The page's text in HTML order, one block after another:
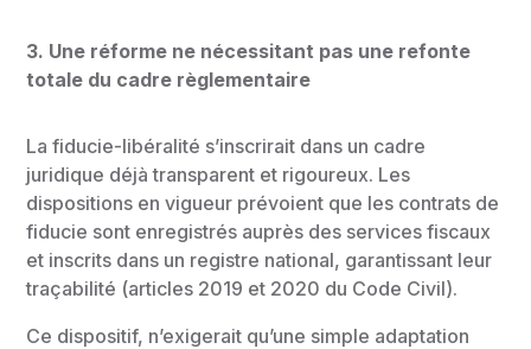
3. Une réforme ne nécessitant pas une refonte
totale du cadre règlementaire
La fiducie-libéralité s’inscrirait dans un cadre
juridique déjà transparent et rigoureux. Les
dispositions en vigueur prévoient que les contrats de
fiducie sont enregistrés auprès des services fiscaux
et inscrits dans un registre national, garantissant leur
traçabilité (articles 2019 et 2020 du Code Civil).
Ce dispositif, n’exigerait qu’une simple adaptation